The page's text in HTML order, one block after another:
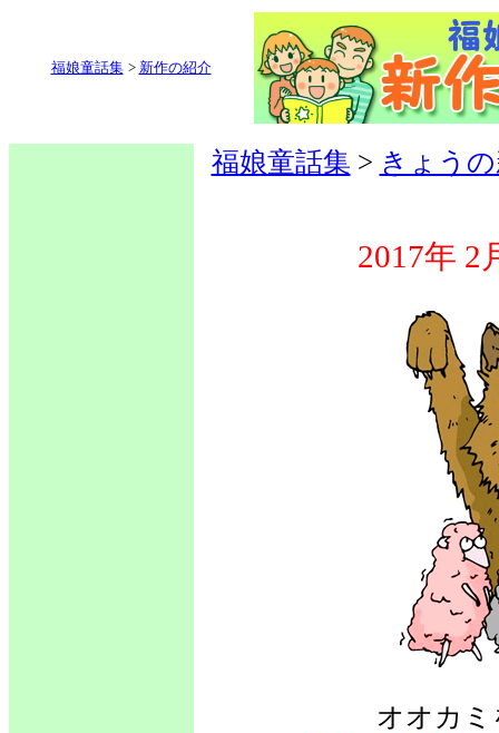
福娘童話集 > 新作の紹介
福娘童話集 > きょう
2017年 2
オオカ